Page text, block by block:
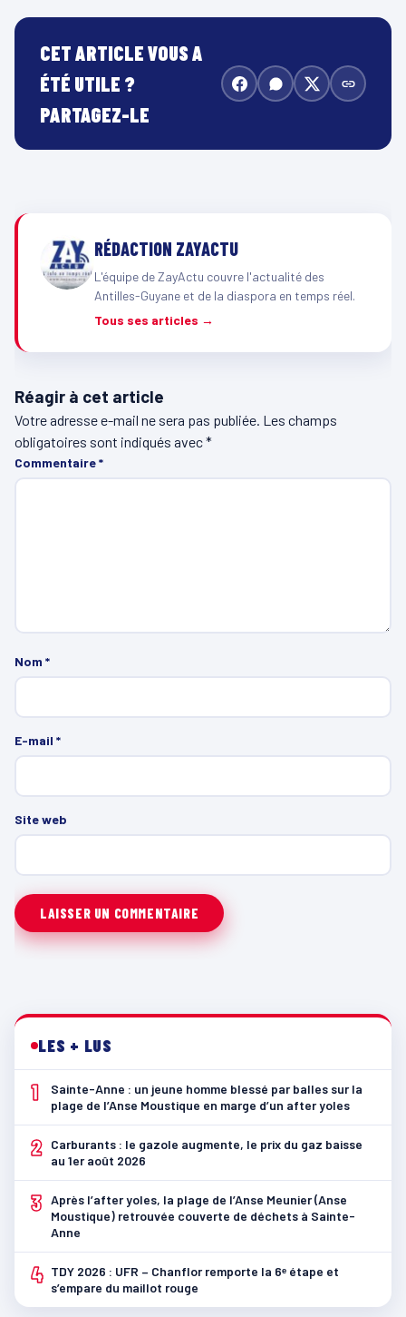
CET ARTICLE VOUS A
ÉTÉ UTILE ?
PARTAGEZ-LE
RÉDACTION ZAYACTU
L'équipe de ZayActu couvre l'actualité des
Antilles-Guyane et de la diaspora en temps réel.
Tous ses articles →
Réagir à cet article
Votre adresse e-mail ne sera pas publiée. Les champs
obligatoires sont indiqués avec*
Commentaire*
Nom *
E-mail *
Site web
LES + LUS
1
Sainte-Anne : un jeune homme blessé par balles sur la
plage de l’Anse Moustique en marge d’un after yoles
2
Carburants : le gazole augmente, le prix du gaz baisse
au 1er août 2026
3 Après l’after yoles, la plage de l’Anse Meunier (Anse
Moustique) retrouvée couverte de déchets à Sainte-
Anne
4 TDY 2026 : UFR – Chanflor remporte la 6ᵉ étape et
s’empare du maillot rouge